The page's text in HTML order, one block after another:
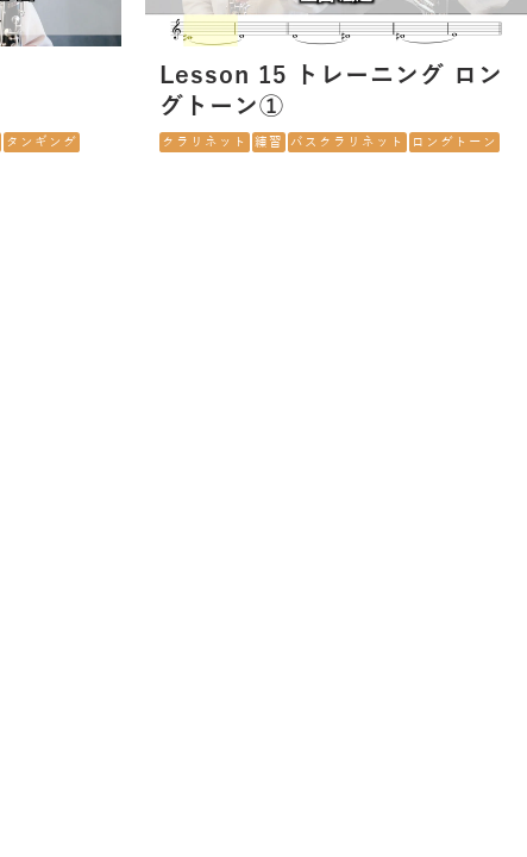
タンギング
Lesson 15 トレーニング ロン
グトーン①
クラリネット 練習 バスクラリネット ロングトーン